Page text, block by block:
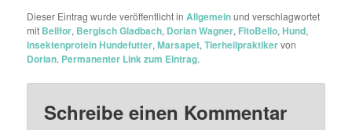
Dieser Eintrag wurde veröffentlicht inAllgemeinund verschlagwortet
mit Bellfor, Bergisch Gladbach, Dorian Wagner, FitoBello,Hund,
Insektenprotein Hundefutter,Marsapet,Tierheilpraktikervon
Dorian. Permanenter Link zum Eintrag.
Schreibe einen Kommentar